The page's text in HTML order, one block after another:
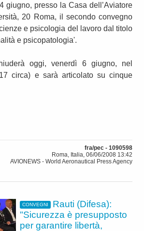
giugno, presso la Casa dell’Aviatore
20 Roma, il secondo convegno
e psicologia del lavoro dal titolo
e psicopatologia'.
oggi, venerdì 6 giugno, nel
circa) e sarà articolato su cinque
fra/pec - 1090598
Roma, Italia, 06/06/2008 13:42
AVIONEWS - World Aeronautical Press Agency
CONVEGNI
Rauti (Difesa):
"Sicurezza è presupposto
per garantire libertà,